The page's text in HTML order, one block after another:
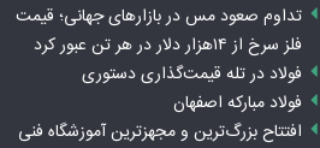
تداوم صعود مس در بازارهای جهانی؛ قیمت
فلز سرخ از ۱۴هزار دلار در هر تن عبور کرد
فولاد در تله قیمت‌گذاری دستوری
فولاد مبارکه اصفهان
افتتاح بزرگ‌ترین و مجهزترین آموزشگاه فنی